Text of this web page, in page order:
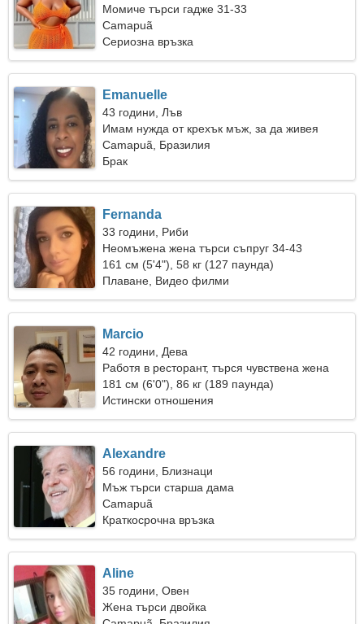
Момиче търси гадже 31-33
Camapuã
Сериозна връзка
Emanuelle
43 години, Лъв
Имам нужда от крехък мъж, за да живея
Camapuã, Бразилия
Брак
Fernanda
33 години, Риби
Неомъжена жена търси съпруг 34-43
161 см (5'4"), 58 кг (127 паунда)
Плаване, Видео филми
Marcio
42 години, Дева
Работя в ресторант, търся чувствена жена
181 см (6'0"), 86 кг (189 паунда)
Истински отношения
Alexandre
56 години, Близнаци
Мъж търси старша дама
Camapuã
Краткосрочна връзка
Aline
35 години, Овен
Жена търси двойка